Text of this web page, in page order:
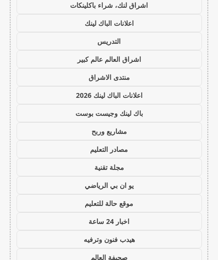
اشراق لنك، شراء باكلينكات
اعلانات الباك لينك
التدريس
اشراق العالم عالم كبير
منتدى الاشراق
اعلانات الباك لينك 2026
باك لينك وجيست بوست
مشاريع وربح
مصادر التعليم
مجلة تقنية
يو ان بي الرياضي
موقع حالة للتعليم
اخبار 24 ساعة
هيدب فنون وترفيه
صحيفة العالم